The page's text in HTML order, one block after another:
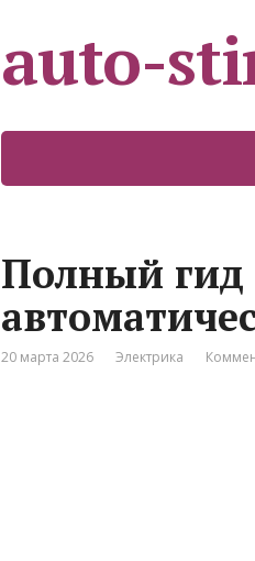
auto-
Полный гид
20 марта 2026 Электрика